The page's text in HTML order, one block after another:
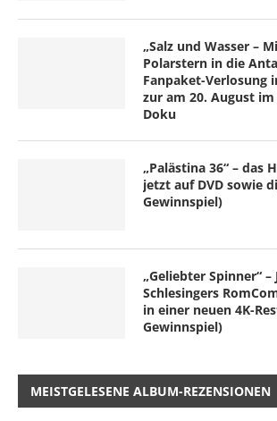
„Salz und Wasser –
Polarstern in die
Fanpaket-Verlosung
zur am 20. August
Doku
„Palästina 36“ – das
jetzt auf DVD sowie
Gewinnspiel)
„Geliebter Spinner“ –
Schlesingers
in einer neuen 4K-
Gewinnspiel)
MEISTGELESENE ALBUM-REZENSIONEN